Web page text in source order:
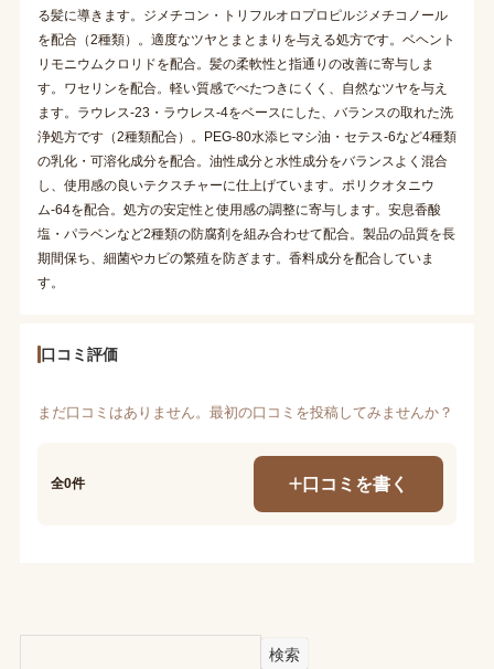
る髪に導きます。ジメチコン・トリフルオロプロピルジメチコノール
を配合（2種類）。適度なツヤとまとまりを与える処方です。ベヘント
リモニウムクロリドを配合。髪の柔軟性と指通りの改善に寄与しま
す。ワセリンを配合。軽い質感でべたつきにくく、自然なツヤを与え
ます。ラウレス-23・ラウレス-4をベースにした、バランスの取れた洗
浄処方です（2種類配合）。PEG-80水添ヒマシ油・セテス-6など4種類
の乳化・可溶化成分を配合。油性成分と水性成分をバランスよく混合
し、使用感の良いテクスチャーに仕上げています。ポリクオタニウ
ム-64を配合。処方の安定性と使用感の調整に寄与します。安息香酸
塩・パラベンなど2種類の防腐剤を組み合わせて配合。製品の品質を長
期間保ち、細菌やカビの繁殖を防ぎます。香料成分を配合していま
す。
口コミ評価
まだ口コミはありません。最初の口コミを投稿してみませんか？
全0件 口コミを書く
検索